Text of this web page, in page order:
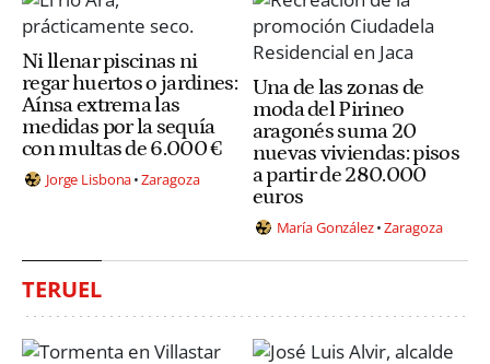
Ni llenar piscinas ni
regar huertos o jardines:
Aínsa extrema las
medidas por la sequía
con multas de 6.000 €
Jorge Lisbona Zaragoza
Una de las zonas de
moda del Pirineo
aragonés suma 20
nuevas viviendas: pisos
a partir de 280.000
euros
María González Zaragoza
TERUEL